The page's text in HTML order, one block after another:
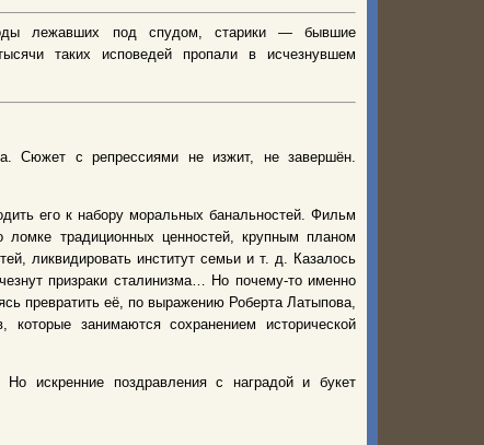
лежавших под спудом, старики — бывшие
таких исповедей пропали в исчезнувшем
Сюжет с репрессиями не изжит, не завершён.
его к набору моральных банальностей. Фильм
традиционных ценностей, крупным планом
ликвидировать институт семьи и т. д. Казалось
призраки сталинизма… Но почему-то именно
превратить её, по выражению Роберта Латыпова,
занимаются сохранением исторической
искренние поздравления с наградой и букет